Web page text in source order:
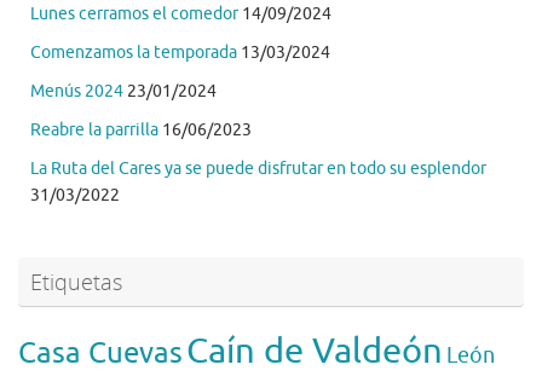
Lunes cerramos el comedor 14/09/2024
Comenzamos la temporada 13/03/2024
Menús 2024 23/01/2024
Reabre la parrilla 16/06/2023
La Ruta del Cares ya se puede disfrutar en todo su esplendor
31/03/2022
Etiquetas
Casa CuevasCaín de Valdeón León